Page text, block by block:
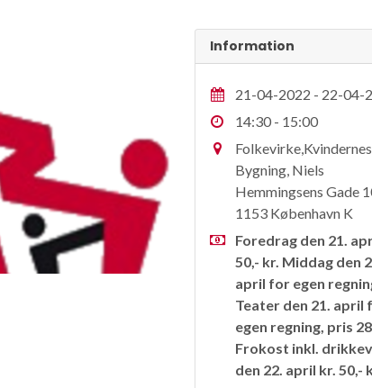
Information
21-04-2022 - 22-04-
14:30 - 15:00
Folkevirke,Kvindernes
Bygning, Niels
Hemmingsens Gade
1153 København K
Foredrag den 21.
50,- kr. Middag den
april for egen
Teater den 21. april
egen regning, pris
Frokost inkl.
den 22. april kr. 50,-